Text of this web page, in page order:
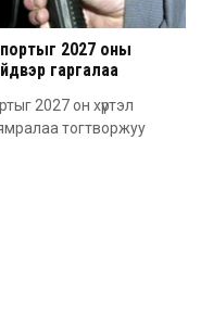
2027 оны
гаргалаа
2027 он хүртэл
тогтворжуу